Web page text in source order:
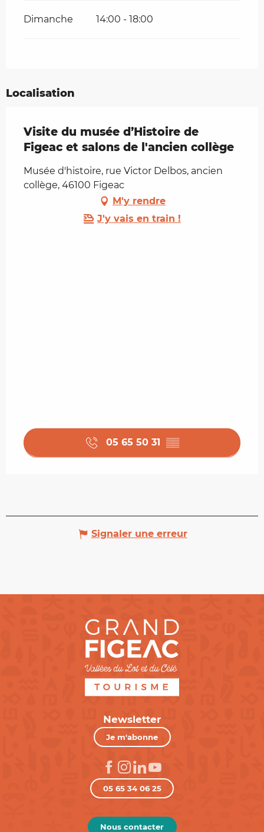
Dimanche 14:00 - 18:00
Localisation
Visite du musée d’Histoire de
Figeac et salons de l'ancien collège
Musée d'histoire, rue Victor Delbos, ancien
collège, 46100 Figeac
M'y rendre
J'y vais en train !
05 65 50 31 ▒▒
Signaler une erreur
Newsletter
Je m'abonne
05 65 34 06 25
Nous contacter